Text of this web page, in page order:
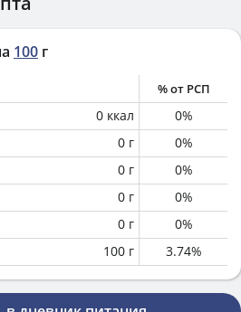
100 г
% от РСП
0 ккал 0%
0 г 0%
0 г 0%
0 г 0%
0 г 0%
100 г 3.74%